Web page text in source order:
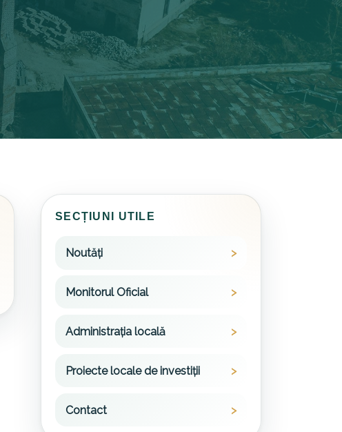
SECȚIUNI UTILE
Noutăți
Monitorul Oficial
Administrația locală
Proiecte locale de investiții
Contact